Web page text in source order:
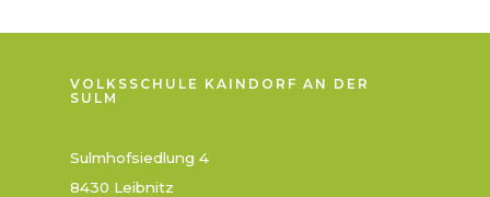
VOLKSSCHULE KAINDORF AN DER
SULM
Sulmhofsiedlung 4
8430 Leibnitz